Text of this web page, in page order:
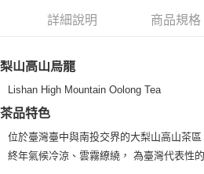
【大哥付你分期使用說明】
1.本服務由台灣大哥大提供，台灣大哥大用
2.付款方式選擇「大哥付你分期」，訂單成
流程，驗證手機門號後，選擇欲分期的期數
3.實際核准額度、可分期數及費用金額請依
4.訂單成立30分鐘內，如未前往確認交易或
【關於「AFTEE先享後付」】
AFTEE先享後付是「在收到商品之後才付款
１．簡單：不需註冊會員、不需綁卡、不需
ATM付款
詳細說明 商品規格
梨山高山烏龍
Lishan High Mountain Oolong Tea
茶品特色
位於臺灣臺中與南投交界的大梨山高山茶區
終年氣候冷涼、雲霧繚繞， 為臺灣代表性